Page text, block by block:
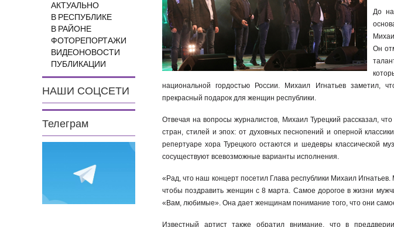
АКТУАЛЬНО
В РЕСПУБЛИКЕ
В РАЙОНЕ
ФОТОРЕПОРТАЖИ
ВИДЕОНОВОСТИ
ПУБЛИКАЦИИ
НАШИ СОЦСЕТИ
Телеграм
До
Он
национальной гордостью России. Михаил Игнатьев заметил,
прекрасный подарок для женщин республики.
Отвечая на вопросы журналистов, Михаил Турецкий рассказал,
стран, стилей и эпох: от духовных песнопений и оперной
репертуаре хора Турецкого остаются и шедевры классической
сосуществуют всевозможные варианты исполнения.
«Рад, что наш концерт посетил Глава республики Михаил
чтобы поздравить женщин с 8 марта. Самое дорогое в жизни
«Вам, любимые». Она дает женщинам понимание того, что они
Известный артист также обратил внимание, что в